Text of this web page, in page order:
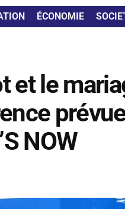
ÉCONOMIE
et le
NOW